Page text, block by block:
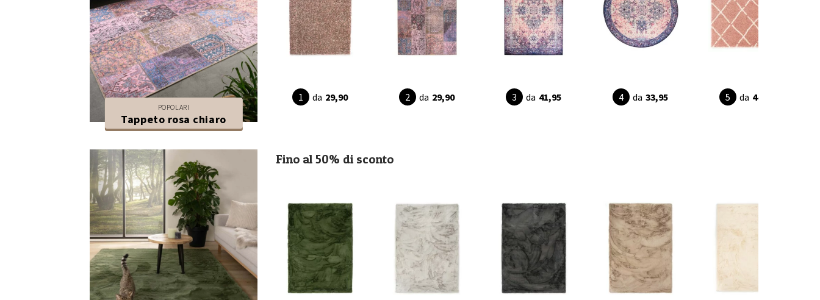
POPOLARI
Tappeto rosa chiaro
da 29,90 da 29,90 da 41,95 da 33,95 da 44,95
Fino al 50% di sconto